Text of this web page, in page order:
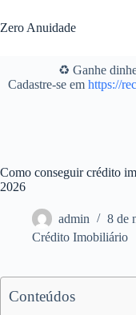
para
o
Zero Anuidade
♻️ Ganhe
Cadastre-se em https://
Como conseguir crédito
2026
admin
8 de
Crédito Imobiliário
Conteúdos